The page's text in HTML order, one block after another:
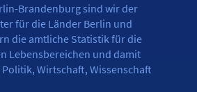
Brandenburg sind wir der
für die Länder Berlin und
die amtliche Statistik für die
Lebensbereichen und damit
Wirtschaft, Wissenschaft